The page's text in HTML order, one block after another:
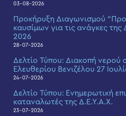
03-08-2026
Προκήρυξη Διαγωνισμού
καυσίμων για τις ανάγκες
2026
28-07-2026
Δελτίο Τύπου: Διακοπή νερού
Ελευθερίου Βενιζέλου 27
24-07-2026
Δελτίο Τύπου: Eνημερωτική
καταναλωτές της Δ.Ε.Υ.Α.Χ.
23-07-2026